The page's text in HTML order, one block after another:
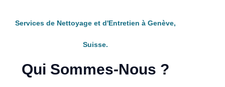
Services de Nettoyage et d'Entretien à Genève,
Suisse.
Qui Sommes-Nous ?